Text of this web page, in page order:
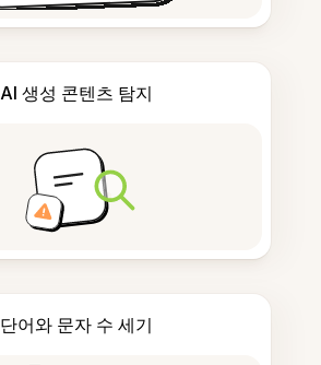
AI 생성 콘텐츠 탐지
단어와 문자 수 세기